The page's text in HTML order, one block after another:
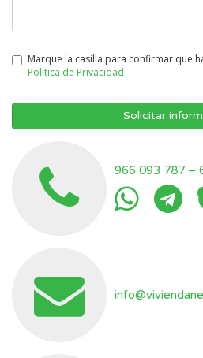
Marque la casilla para confirmar que
Politica de Privacidad
Solicitar
966 093 787 –